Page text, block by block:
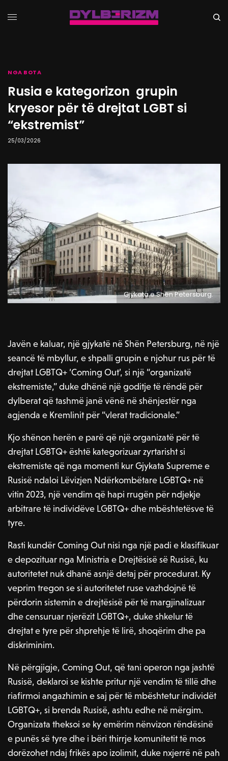
NGA BOTA
Rusia e kategorizon grupin
kryesor për të drejtat LGBT si
“ekstremist”
25/03/2026
Gjykata e Shën Petersburg.
Javën e kaluar, një gjykatë në Shën Petersburg, në një
seancë të mbyllur, e shpalli grupin e njohur rus për të
drejtat LGBTQ+ ‘Coming Out’, si një “organizatë
ekstremiste,” duke dhënë një goditje të rëndë për
dylberat që tashmë janë vënë në shënjestër nga
agjenda e Kremlinit për “vlerat tradicionale.”
Kjo shënon herën e parë që një organizatë për të
drejtat LGBTQ+ është kategorizuar zyrtarisht si
ekstremiste që nga momenti kur Gjykata Supreme e
Rusisë ndaloi Lëvizjen Ndërkombëtare LGBTQ+ në
vitin 2023, një vendim që hapi rrugën për ndjekje
arbitrare të individëve LGBTQ+ dhe mbështetësve të
tyre.
Rasti kundër Coming Out nisi nga një padi e klasifikuar
e depozituar nga Ministria e Drejtësisë së Rusisë, ku
autoritetet nuk dhanë asnjë detaj për procedurat. Ky
veprim tregon se si autoritetet ruse vazhdojnë të
përdorin sistemin e drejtësisë për të margjinalizuar
dhe censuruar njerëzit LGBTQ+, duke shkelur të
drejtat e tyre për shprehje të lirë, shoqërim dhe pa
diskriminim.
Në përgjigje, Coming Out, që tani operon nga jashtë
Rusisë, deklaroi se kishte pritur një vendim të tillë dhe
riafirmoi angazhimin e saj për të mbështetur individët
LGBTQ+, si brenda Rusisë, ashtu edhe në mërgim.
Organizata theksoi se ky emërim nënvizon rëndësinë
e punës së tyre dhe i bëri thirrje komunitetit të mos
dorëzohet ndaj frikës apo izolimit, duke nxjerrë në pah